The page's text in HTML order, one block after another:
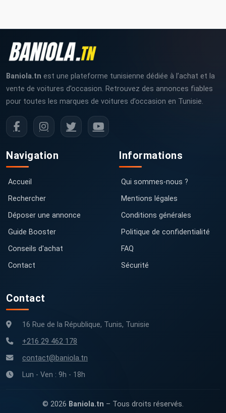
Baniola.tn est une plateforme tunisienne dédiée à l’achat et la
vente de voitures d’occasion. Retrouvez des annonces fiables
pour toutes les marques de voitures d’occasion en Tunisie.
Navigation
Accueil
Rechercher
Déposer une annonce
Guide Booster
Conseils d'achat
Contact
Informations
Qui sommes-nous ?
Mentions légales
Conditions générales
Politique de confidentialité
FAQ
Sécurité
Contact
16 Rue de la République, Tunis, Tunisie
+216 29 462 178
contact@baniola.tn
Lun - Ven : 9h - 18h
© 2026 Baniola.tn – Tous droits réservés.